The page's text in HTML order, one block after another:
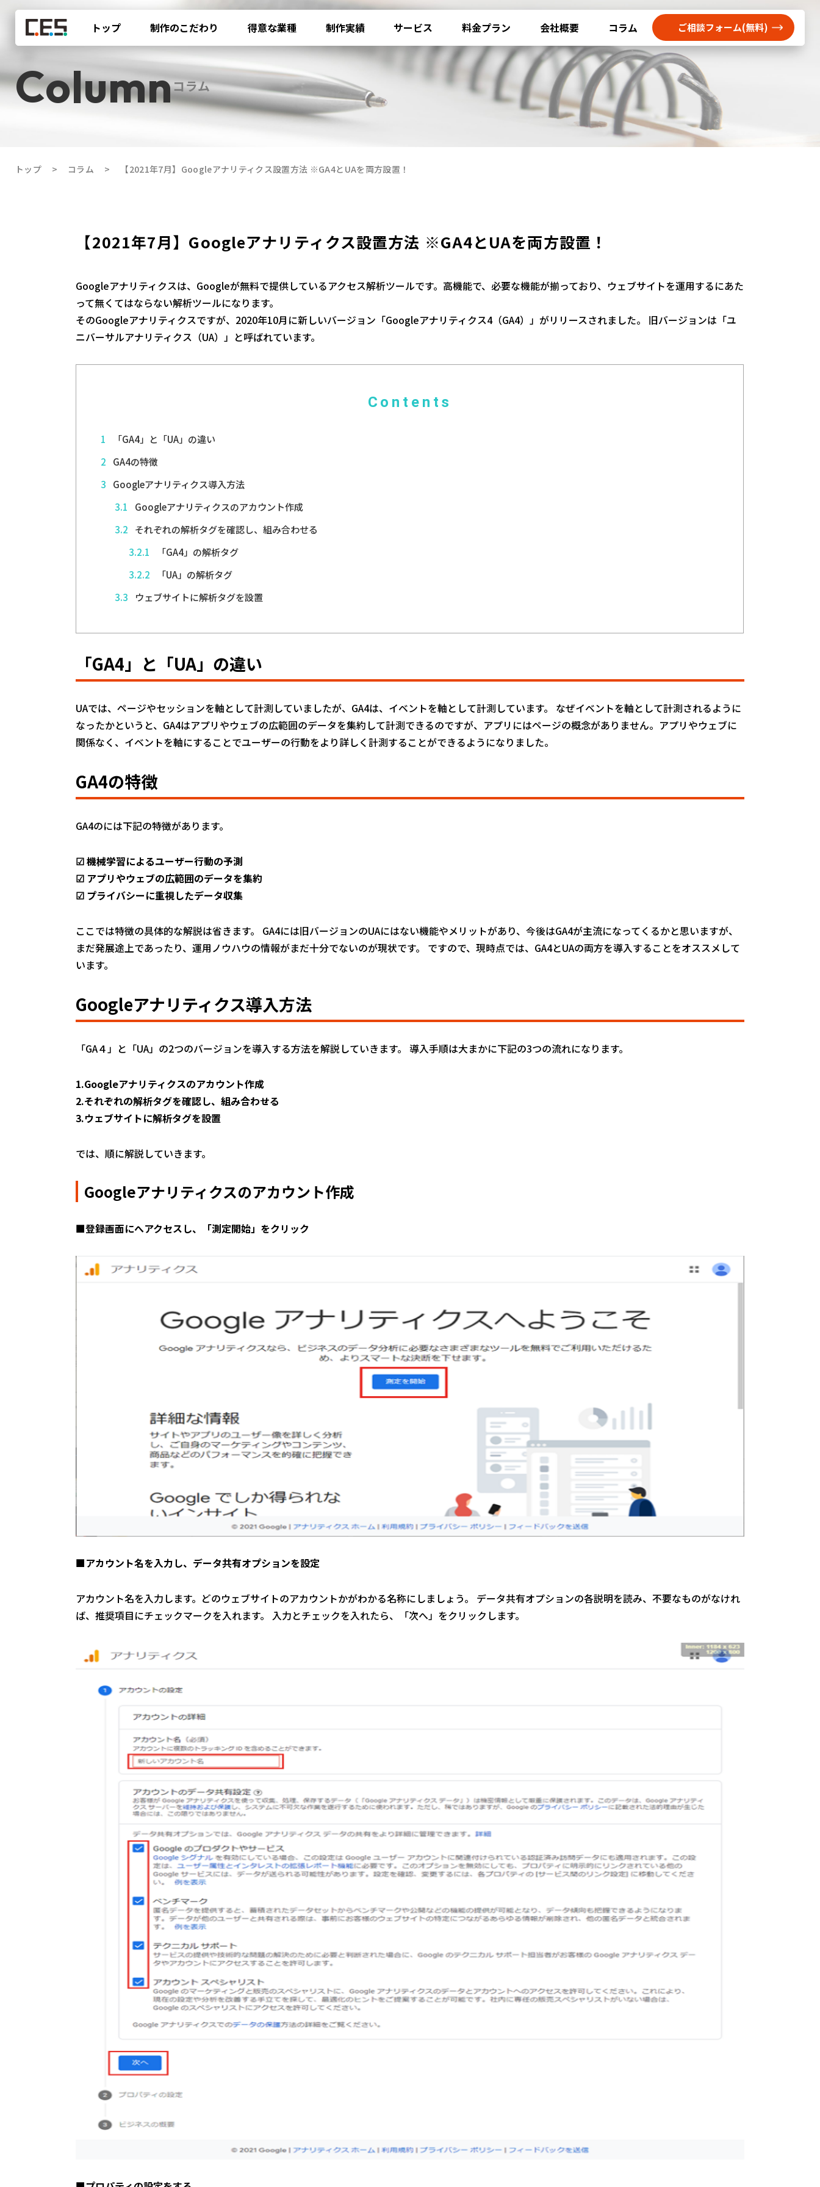
トップ 制作のこだわり 得意な業種 制作実績 サービス 料金プラン 会社概要 コラム ご相談フォーム(無料)
コラム
トップ コラム 【2021年7月】Googleアナリティクス設置方法 ※GA4とUAを両方設置！
【2021年7月】Googleアナリティクス設置方法 ※GA4とUAを両方設置！
Googleアナリティクスは、Googleが無料で提供しているアクセス解析ツールです。高機能で、必要な機能が揃っており、ウェブサイトを運用するにあた
って無くてはならない解析ツールになります。
そのGoogleアナリティクスですが、2020年10月に新しいバージョン「Googleアナリティクス4（GA4）」がリリースされました。 旧バージョンは「ユ
ニバーサルアナリティクス（UA）」と呼ばれています。
Contents
1
「GA4」と「UA」の違い
2 GA4の特徴
3 Googleアナリティクス導入方法
3.1
Googleアナリティクスのアカウント作成
3.2 それぞれの解析タグを確認し、組み合わせる
3.2.1
「GA4」の解析タグ
3.2.2
「UA」の解析タグ
3.3
ウェブサイトに解析タグを設置
「GA4」と「UA」の違い
UAでは、ページやセッションを軸として計測していましたが、GA4は、イベントを軸として計測しています。 なぜイベントを軸として計測されるように
なったかというと、GA4はアプリやウェブの広範囲のデータを集約して計測できるのですが、アプリにはページの概念がありません。アプリやウェブに
関係なく、イベントを軸にすることでユーザーの行動をより詳しく計測することができるようになりました。
GA4の特徴
GA4のには下記の特徴があります。
☑ 機械学習によるユーザー行動の予測
☑ アプリやウェブの広範囲のデータを集約
☑ プライバシーに重視したデータ収集
ここでは特徴の具体的な解説は省きます。 GA4には旧バージョンのUAにはない機能やメリットがあり、今後はGA4が主流になってくるかと思いますが、
まだ発展途上であったり、運用ノウハウの情報がまだ十分でないのが現状です。 ですので、現時点では、GA4とUAの両方を導入することをオススメして
います。
Googleアナリティクス導入方法
「GA４」と「UA」の2つのバージョンを導入する方法を解説していきます。 導入手順は大まかに下記の3つの流れになります。
1.Googleアナリティクスのアカウント作成
2.それぞれの解析タグを確認し、組み合わせる
3.ウェブサイトに解析タグを設置
では、順に解説していきます。
Googleアナリティクスのアカウント作成
■登録画面にへアクセスし、「測定開始」をクリック
■アカウント名を入力し、データ共有オプションを設定
アカウント名を入力します。どのウェブサイトのアカウントかがわかる名称にしましょう。 データ共有オプションの各説明を読み、不要なものがなけれ
ば、推奨項目にチェックマークを入れます。 入力とチェックを入れたら、「次へ」をクリックします。